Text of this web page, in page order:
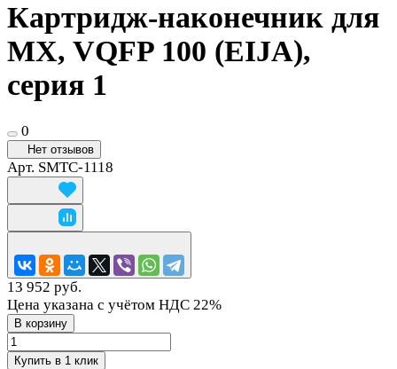
Картридж-наконечник для
MX, VQFP 100 (EIJA),
серия 1
0
Нет отзывов
Арт. SMTC-1118
13 952 руб.
Цена указана с учётом НДС 22%
В корзину
Купить в 1 клик